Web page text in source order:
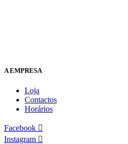
A EMPRESA
Loja
Contactos
Horários
Facebook
Instagram